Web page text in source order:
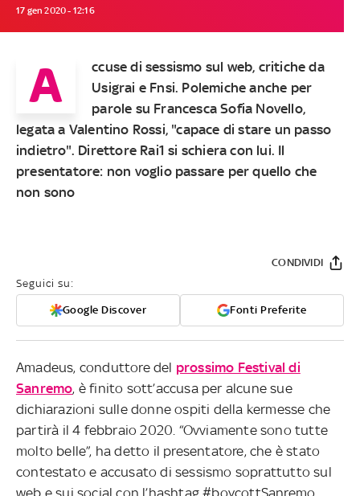
17 gen 2020 - 12:16
A
ccuse di sessismo sul web, critiche da
Usigrai e Fnsi. Polemiche anche per
parole su Francesca Sofia Novello,
legata a Valentino Rossi, "capace di stare un passo
indietro". Direttore Rai1 si schiera con lui. Il
presentatore: non voglio passare per quello che
non sono
Seguici su:
Google Discover Fonti Preferite
CONDIVIDI
Amadeus, conduttore del prossimo Festival di
Sanremo, è finito sott’accusa per alcune sue
dichiarazioni sulle donne ospiti della kermesse che
partirà il 4 febbraio 2020. “Ovviamente sono tutte
molto belle”, ha detto il presentatore, che è stato
contestato e accusato di sessismo soprattutto sul
web e sui social con l’hashtag #boycottSanremo.